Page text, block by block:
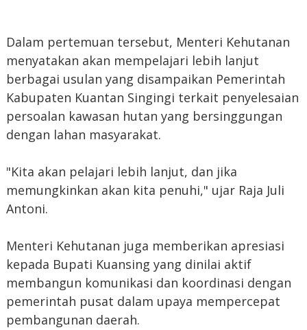
Dalam pertemuan tersebut, Menteri Kehutanan
menyatakan akan mempelajari lebih lanjut
berbagai usulan yang disampaikan Pemerintah
Kabupaten Kuantan Singingi terkait penyelesaian
persoalan kawasan hutan yang bersinggungan
dengan lahan masyarakat.
"Kita akan pelajari lebih lanjut, dan jika
memungkinkan akan kita penuhi," ujar Raja Juli
Antoni.
Menteri Kehutanan juga memberikan apresiasi
kepada Bupati Kuansing yang dinilai aktif
membangun komunikasi dan koordinasi dengan
pemerintah pusat dalam upaya mempercepat
pembangunan daerah.